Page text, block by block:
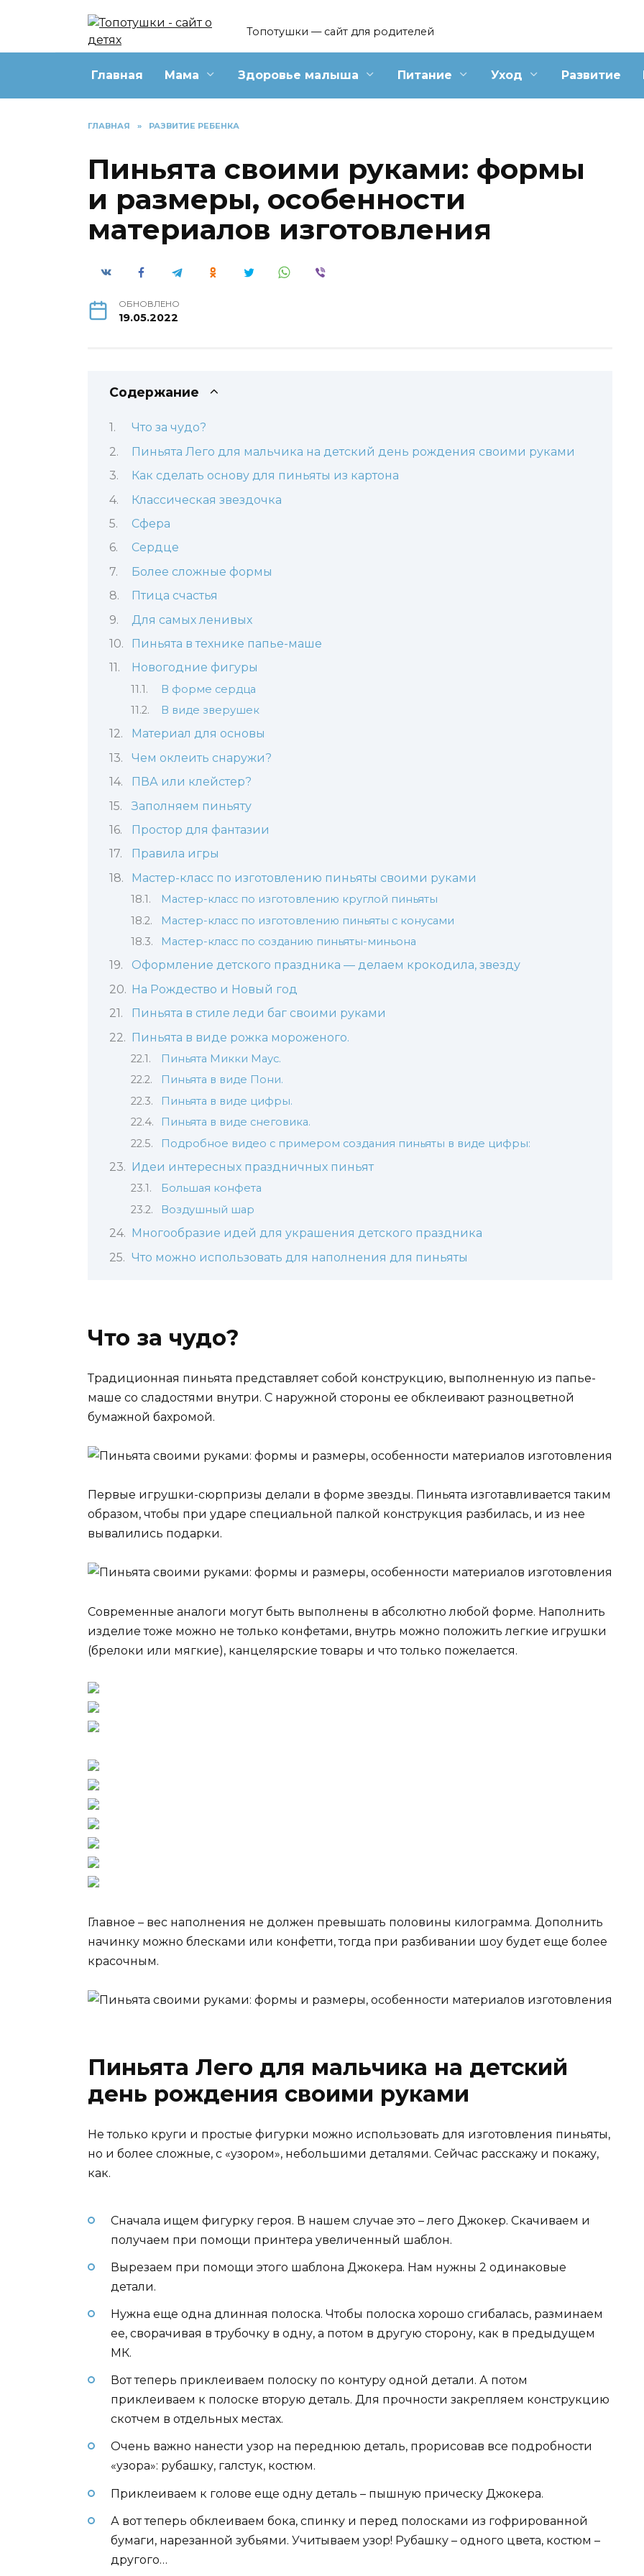
Топотушки — сайт для родителей
Главная Мама Здоровье малыша Питание Уход Развитие
ГЛАВНАЯ » РАЗВИТИЕ РЕБЕНКА
Пиньята своими руками: формы
и размеры, особенности
материалов изготовления
ОБНОВЛЕНО
19.05.2022
Содержание
Что за чудо?
Пиньята Лего для мальчика на детский день рождения своими руками
Как сделать основу для пиньяты из картона
Классическая звездочка
Сфера
Сердце
Более сложные формы
Птица счастья
Для самых ленивых
Пиньята в технике папье-маше
Новогодние фигуры
В форме сердца
В виде зверушек
Материал для основы
Чем оклеить снаружи?
ПВА или клейстер?
Заполняем пиньяту
Простор для фантазии
Правила игры
Мастер-класс по изготовлению пиньяты своими руками
Мастер-класс по изготовлению круглой пиньяты
Мастер-класс по изготовлению пиньяты с конусами
Мастер-класс по созданию пиньяты-миньона
Оформление детского праздника — делаем крокодила, звезду
На Рождество и Новый год
Пиньята в стиле леди баг своими руками
Пиньята в виде рожка мороженого.
Пиньята Микки Маус.
Пиньята в виде Пони.
Пиньята в виде цифры.
Пиньята в виде снеговика.
Подробное видео с примером создания пиньяты в виде цифры:
Идеи интересных праздничных пиньят
Большая конфета
Воздушный шар
Многообразие идей для украшения детского праздника
Что можно использовать для наполнения для пиньяты
Что за чудо?
Традиционная пиньята представляет собой конструкцию, выполненную из папье-
маше со сладостями внутри. С наружной стороны ее обклеивают разноцветной
бумажной бахромой.
Первые игрушки-сюрпризы делали в форме звезды. Пиньята изготавливается таким
образом, чтобы при ударе специальной палкой конструкция разбилась, и из нее
вывалились подарки.
Современные аналоги могут быть выполнены в абсолютно любой форме. Наполнить
изделие тоже можно не только конфетами, внутрь можно положить легкие игрушки
(брелоки или мягкие), канцелярские товары и что только пожелается.
Главное – вес наполнения не должен превышать половины килограмма. Дополнить
начинку можно блесками или конфетти, тогда при разбивании шоу будет еще более
красочным.
Пиньята Лего для мальчика на детский
день рождения своими руками
Не только круги и простые фигурки можно использовать для изготовления пиньяты,
но и более сложные, с «узором», небольшими деталями. Сейчас расскажу и покажу,
как.
Сначала ищем фигурку героя. В нашем случае это – лего Джокер. Скачиваем и
получаем при помощи принтера увеличенный шаблон.
Вырезаем при помощи этого шаблона Джокера. Нам нужны 2 одинаковые
детали.
Нужна еще одна длинная полоска. Чтобы полоска хорошо сгибалась, разминаем
ее, сворачивая в трубочку в одну, а потом в другую сторону, как в предыдущем
МК.
Вот теперь приклеиваем полоску по контуру одной детали. А потом
приклеиваем к полоске вторую деталь. Для прочности закрепляем конструкцию
скотчем в отдельных местах.
Очень важно нанести узор на переднюю деталь, прорисовав все подробности
«узора»: рубашку, галстук, костюм.
Приклеиваем к голове еще одну деталь – пышную прическу Джокера.
А вот теперь обклеиваем бока, спинку и перед полосками из гофрированной
бумаги, нарезанной зубьями. Учитываем узор! Рубашку – одного цвета, костюм –
другого…